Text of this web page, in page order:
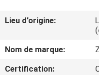
SUJET
NOUS
Lieu d'origine:
Nom de marque:
Certification: